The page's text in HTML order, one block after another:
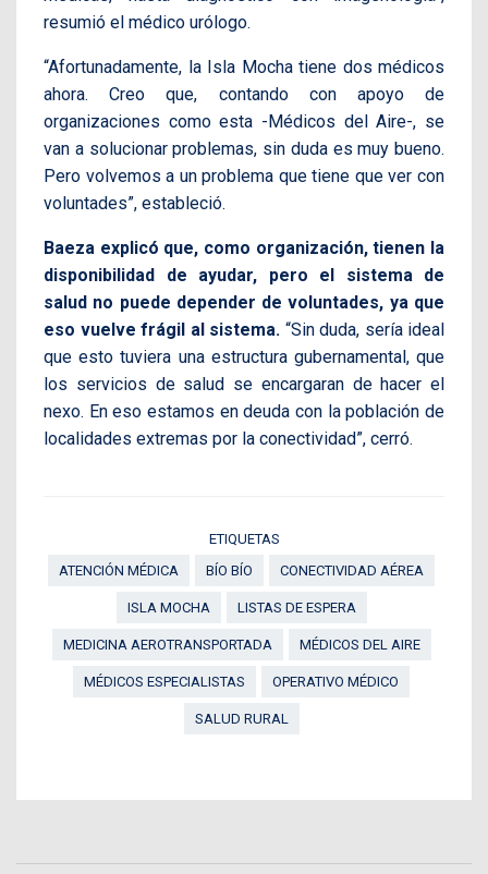
resumió el médico urólogo.
“Afortunadamente, la Isla Mocha tiene dos médicos
ahora. Creo que, contando con apoyo de
organizaciones como esta -Médicos del Aire-, se
van a solucionar problemas, sin duda es muy bueno.
Pero volvemos a un problema que tiene que ver con
voluntades”, estableció.
Baeza explicó que, como organización, tienen la
disponibilidad de ayudar, pero el sistema de
salud no puede depender de voluntades, ya que
eso vuelve frágil al sistema. “Sin duda, sería ideal
que esto tuviera una estructura gubernamental, que
los servicios de salud se encargaran de hacer el
nexo. En eso estamos en deuda con la población de
localidades extremas por la conectividad”, cerró.
ETIQUETAS
ATENCIÓN MÉDICA
BÍO BÍO CONECTIVIDAD AÉREA
ISLA MOCHA LISTAS DE ESPERA
MEDICINA AEROTRANSPORTADA MÉDICOS DEL AIRE
MÉDICOS ESPECIALISTAS OPERATIVO MÉDICO
SALUD RURAL